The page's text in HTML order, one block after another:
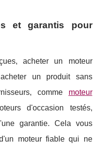
et garantis pour
acheter un moteur
un produit sans
comme moteur
d'occasion testés,
garantie. Cela vous
moteur fiable qui ne